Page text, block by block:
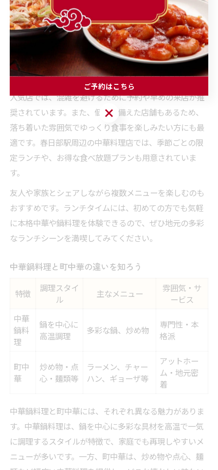
春日部市で中華ランチを楽しみたいなら、駅周辺の中華
料理店や町中華が狙い目です。多くの店舗がランチ限定
のセットメニューや、日替わりの鍋料理を提供してお
り、コストパフォーマンスも抜群です。特に、地元野菜
を使った炒め物や、手作り点心が人気を集めています。
人気店では、混雑を避けるために予約や早めの来店が推
奨されています。また、個室を備えた店舗もあるため、
落ち着いた雰囲気でゆっくり食事を楽しみたい方にも最
適です。春日部駅周辺の中華料理店では、季節ごとの限
定ランチや、お得な食べ放題プランも用意されていま
す。
友人や家族とシェアしながら複数メニューを楽しむのも
おすすめです。ランチタイムには、初めての方でも気軽
に本格中華や鍋料理を体験できるので、ぜひ地元の多彩
なランチシーンを満喫してみてください。
中華鍋料理と町中華の違いを知ろう
特徴
調理スタイ
ル
主なメニュー
雰囲気・サ
ービス
中華
鍋料
理
鍋を中心に
高温調理
多彩な鍋、炒め物
専門性・本
格派
町中
華
炒め物・点
心・麺類等
ラーメン、チャー
ハン、ギョーザ等
アットホー
ム・地元密
着
中華鍋料理と町中華には、それぞれ異なる魅力がありま
す。中華鍋料理は、鍋を中心に多彩な具材を高温で一気
に調理するスタイルが特徴で、家庭でも再現しやすいメ
ニューが多いです。一方、町中華は、炒め物や点心、麺
ご予約はこちら
ご予約はこちら